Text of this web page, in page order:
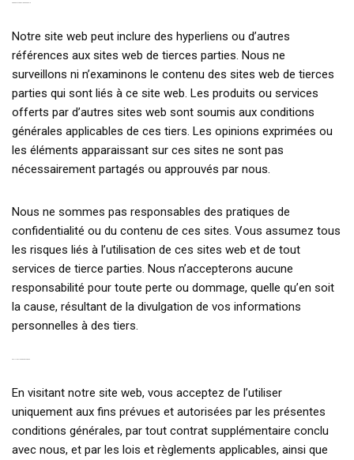
Notre site web peut inclure des hyperliens ou d’autres
références aux sites web de tierces parties. Nous ne
surveillons ni n’examinons le contenu des sites web de tierces
parties qui sont liés à ce site web. Les produits ou services
offerts par d’autres sites web sont soumis aux conditions
générales applicables de ces tiers. Les opinions exprimées ou
les éléments apparaissant sur ces sites ne sont pas
nécessairement partagés ou approuvés par nous.
Nous ne sommes pas responsables des pratiques de
confidentialité ou du contenu de ces sites. Vous assumez tous
les risques liés à l’utilisation de ces sites web et de tout
services de tierce parties. Nous n’accepterons aucune
responsabilité pour toute perte ou dommage, quelle qu’en soit
la cause, résultant de la divulgation de vos informations
personnelles à des tiers.
En visitant notre site web, vous acceptez de l’utiliser
uniquement aux fins prévues et autorisées par les présentes
conditions générales, par tout contrat supplémentaire conclu
avec nous, et par les lois et règlements applicables, ainsi que